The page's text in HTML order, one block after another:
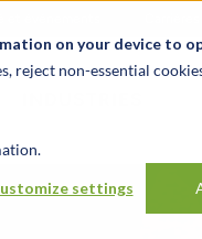
on your device to
reject non-essential
settings